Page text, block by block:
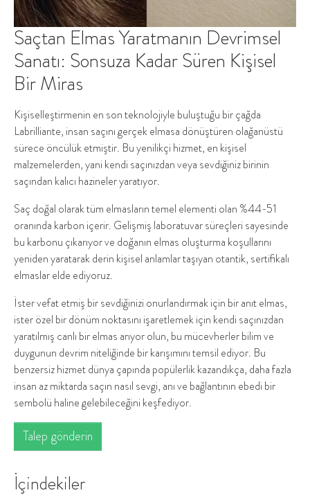
Saçtan Elmas Yaratmanın Devrimsel
Sanatı: Sonsuza Kadar Süren Kişisel
Bir Miras
Kişiselleştirmenin en son teknolojiyle buluştuğu bir çağda
Labrilliante, insan saçını gerçek elmasa dönüştüren olağanüstü
sürece öncülük etmiştir. Bu yenilikçi hizmet, en kişisel
malzemelerden, yani kendi saçınızdan veya sevdiğiniz birinin
saçından kalıcı hazineler yaratıyor.
Saç doğal olarak tüm elmasların temel elementi olan %44-51
oranında karbon içerir. Gelişmiş laboratuvar süreçleri sayesinde
bu karbonu çıkarıyor ve doğanın elmas oluşturma koşullarını
yeniden yaratarak derin kişisel anlamlar taşıyan otantik, sertifikalı
elmaslar elde ediyoruz.
İster vefat etmiş bir sevdiğinizi onurlandırmak için bir anıt elmas,
ister özel bir dönüm noktasını işaretlemek için kendi saçınızdan
yaratılmış canlı bir elmas arıyor olun, bu mücevherler bilim ve
duygunun devrim niteliğinde bir karışımını temsil ediyor. Bu
benzersiz hizmet dünya çapında popülerlik kazandıkça, daha fazla
insan az miktarda saçın nasıl sevgi, anı ve bağlantının ebedi bir
sembolü haline gelebileceğini keşfediyor.
Talep gönderin
İçindekiler